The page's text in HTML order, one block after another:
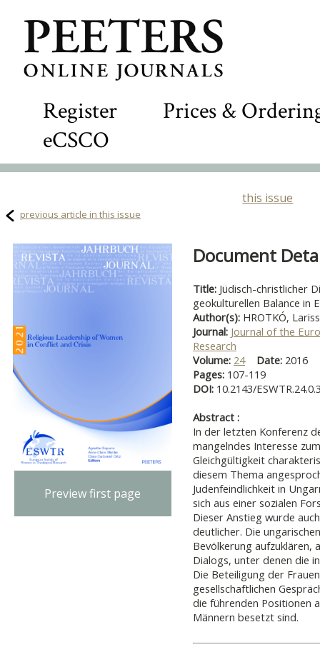
Register
Prices &
eCSCO
this issue
previous article in this issue
Preview first page
Document
Title: Jüdisch-christlicher
geokulturellen Balance in
Author(s): HROTKÓ,
Journal: Journal of the
Research
Volume: 24 Date: 2016
Pages: 107-119
DOI: 10.2143/
Abstract :
In der letzten Konferenz
mangelndes Interesse
Gleichgültigkeit
diesem Thema
Judenfeindlichkeit in
sich aus einer sozialen
Dieser Anstieg wurde
deutlicher. Die
Bevölkerung aufzuklären,
Dialogs, unter denen die
Die Beteiligung der
gesellschaftlichen
die führenden Positionen
Männern besetzt sind.